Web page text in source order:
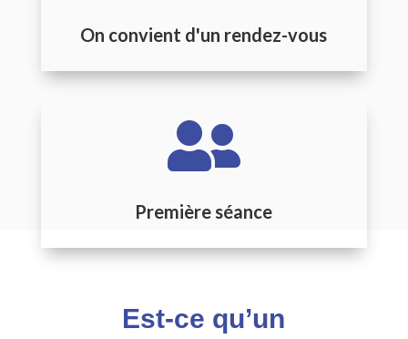
On convient d'un rendez-vous

Première séance
Est-ce qu’un